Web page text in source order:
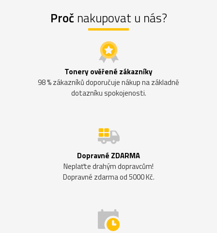
Proč nakupovat u nás?
Tonery ověřené zákazníky
98 % zákazníků doporučuje nákup na základně
dotazníku spokojenosti.
Dopravné ZDARMA
Neplaťte drahým dopravcům!
Dopravné zdarma od 5000 Kč.